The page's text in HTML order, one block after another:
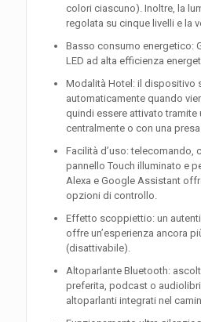
colori ciascuno). Inoltre, la
regolata su cinque livelli e la
Basso consumo energetico:
LED ad alta efficienza
Modalità Hotel: il dispositivo
automaticamente quando
quindi essere attivato tramite
centralmente o con una
Facilità d’uso: telecomando,
pannello Touch illuminato e
Alexa e Google Assistant
opzioni di controllo.
Effetto scoppiettio: un
offre un’esperienza ancora
(disattivabile).
Altoparlante Bluetooth:
preferita, podcast o
altoparlanti integrati nel